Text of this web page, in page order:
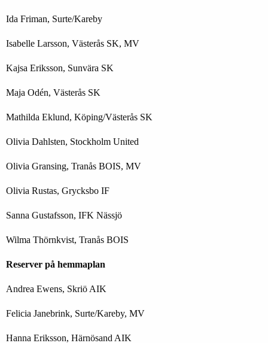
Ida Friman, Surte/Kareby
Isabelle Larsson, Västerås SK, MV
Kajsa Eriksson, Sunvära SK
Maja Odén, Västerås SK
Mathilda Eklund, Köping/Västerås SK
Olivia Dahlsten, Stockholm United
Olivia Gransing, Tranås BOIS, MV
Olivia Rustas, Grycksbo IF
Sanna Gustafsson, IFK Nässjö
Wilma Thörnkvist, Tranås BOIS
Reserver på hemmaplan
Andrea Ewens, Skriö AIK
Felicia Janebrink, Surte/Kareby, MV
Hanna Eriksson, Härnösand AIK